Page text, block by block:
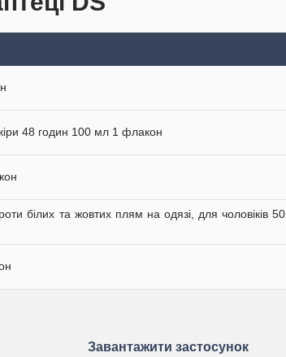
48 годин 100 мл 1 флакон
білих та жовтих плям на одязі, для чоловіків 50
Завантажити застосунок